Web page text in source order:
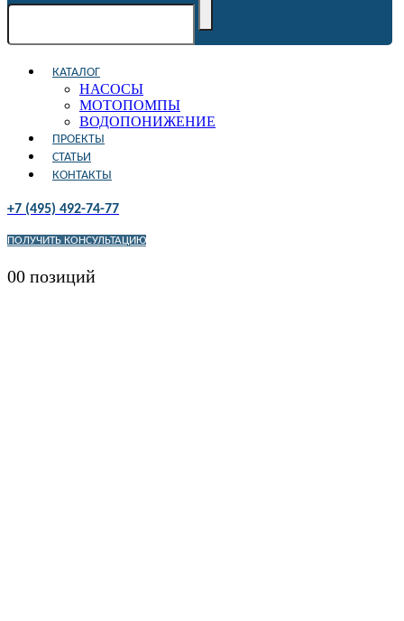
КАТАЛОГ
НАСОСЫ
МОТОПОМПЫ
ВОДОПОНИЖЕНИЕ
ПРОЕКТЫ
СТАТЬИ
КОНТАКТЫ
+7 (495) 492-74-77
ПОЛУЧИТЬ КОНСУЛЬТАЦИЮ
00 позиций